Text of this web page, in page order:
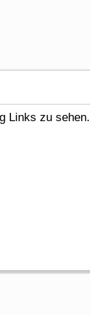
Links zu sehen.